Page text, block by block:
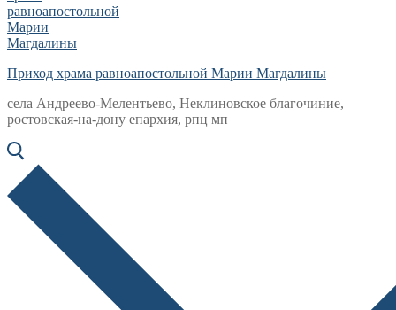
Приход храма равноапостольной Марии Магдалины
села Андреево-Мелентьево, Неклиновское благочиние,
ростовская-на-дону епархия, рпц мп